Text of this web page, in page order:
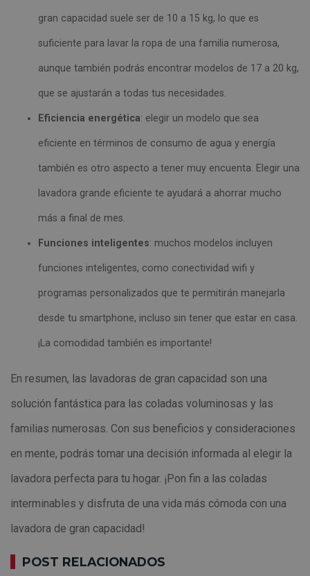
gran capacidad suele ser de 10 a 15 kg, lo que es
suficiente para lavar la ropa de una familia numerosa,
aunque también podrás encontrar modelos de 17 a 20 kg,
que se ajustarán a todas tus necesidades.
Eficiencia energética: elegir un modelo que sea
eficiente en términos de consumo de agua y energía
también es otro aspecto a tener muy encuenta. Elegir una
lavadora grande eficiente te ayudará a ahorrar mucho
más a final de mes.
Funciones inteligentes: muchos modelos incluyen
funciones inteligentes, como conectividad wifi y
programas personalizados que te permitirán manejarla
desde tu smartphone, incluso sin tener que estar en casa.
¡La comodidad también es importante!
En resumen, las lavadoras de gran capacidad son una
solución fantástica para las coladas voluminosas y las
familias numerosas. Con sus beneficios y consideraciones
en mente, podrás tomar una decisión informada al elegir la
lavadora perfecta para tu hogar. ¡Pon fin a las coladas
interminables y disfruta de una vida más cómoda con una
lavadora de gran capacidad!
POST RELACIONADOS